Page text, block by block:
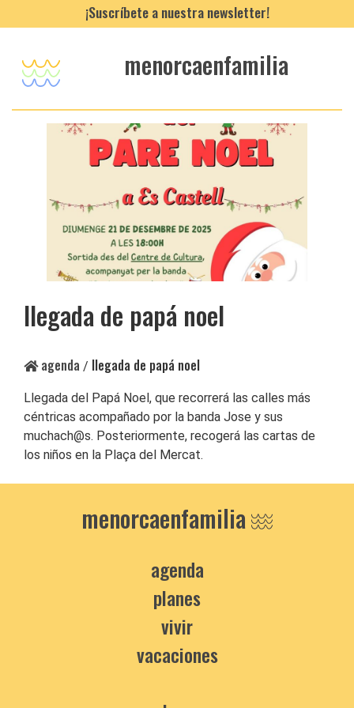
¡Suscríbete a nuestra newsletter!
menorcaenfamilia
llegada de papá noel
agenda / llegada de papá noel
Llegada del Papá Noel, que recorrerá las calles más
céntricas acompañado por la banda Jose y sus
muchach@s. Posteriormente, recogerá las cartas de
los niños en la Plaça del Mercat.
menorcaenfamilia
agenda
planes
vivir
vacaciones